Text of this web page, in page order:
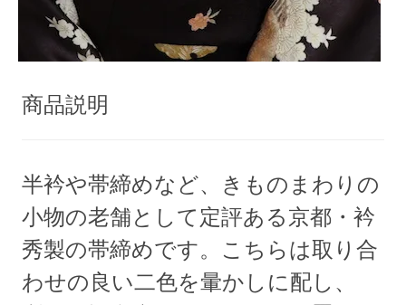
商品説明
半衿や帯締めなど、きものまわりの
小物の老舗として定評ある京都・衿
秀製の帯締めです。こちらは取り合
わせの良い二色を暈かしに配し、